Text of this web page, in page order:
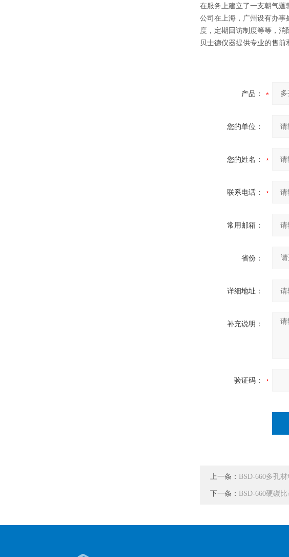
在服务上建立了一支朝气
公司在上海，广州设有办事
度，定期回访制度等等，消
贝士德仪器提供专业的售前
产品：
您的单位：
您的姓名：
联系电话：
常用邮箱：
省份：
详细地址：
补充说明：
验证码：
上一条： BSD-660多孔
下一条： BSD-660硬碳